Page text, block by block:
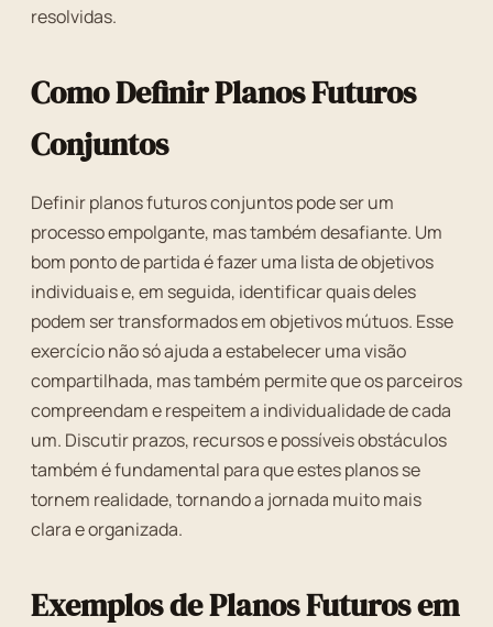
resolvidas.
Como Definir Planos Futuros
Conjuntos
Definir planos futuros conjuntos pode ser um
processo empolgante, mas também desafiante. Um
bom ponto de partida é fazer uma lista de objetivos
individuais e, em seguida, identificar quais deles
podem ser transformados em objetivos mútuos. Esse
exercício não só ajuda a estabelecer uma visão
compartilhada, mas também permite que os parceiros
compreendam e respeitem a individualidade de cada
um. Discutir prazos, recursos e possíveis obstáculos
também é fundamental para que estes planos se
tornem realidade, tornando a jornada muito mais
clara e organizada.
Exemplos de Planos Futuros em